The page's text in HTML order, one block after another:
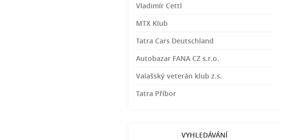
Vladimír Cettl
MTX Klub
Tatra Cars Deutschland
Autobazar FANA CZ s.r.o.
Valašský veterán klub z.s.
Tatra Příbor
VYHLEDÁVÁNÍ